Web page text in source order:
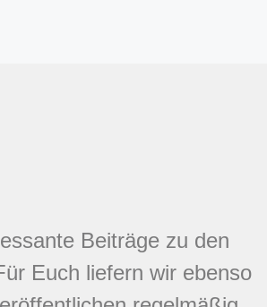
Beiträge zu den
Euch liefern wir ebenso